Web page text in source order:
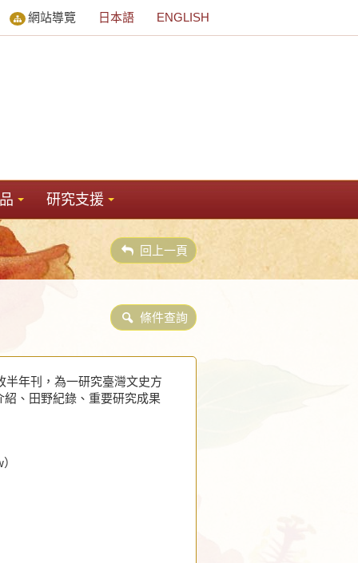
網站導覽 日本語 ENGLISH
研究支援
回上一頁
條件查詢
半年刊，為一研究臺灣文史方
、田野紀錄、重要研究成果